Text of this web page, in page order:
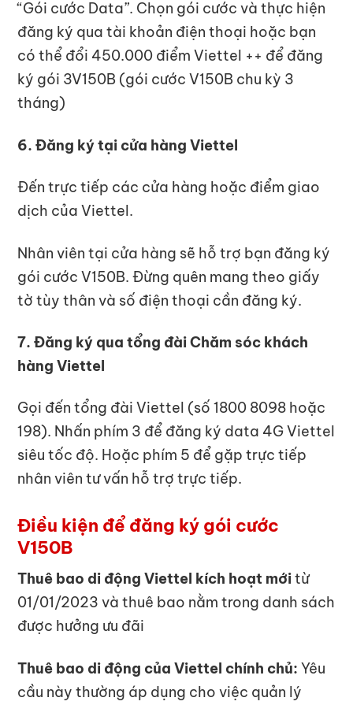
“Gói cước Data”. Chọn gói cước và thực hiện
đăng ký qua tài khoản điện thoại hoặc bạn
có thể đổi 450.000 điểm Viettel ++ để đăng
ký gói 3V150B (gói cước V150B chu kỳ 3
tháng)
6. Đăng ký tại cửa hàng Viettel
Đến trực tiếp các cửa hàng hoặc điểm giao
dịch của Viettel.
Nhân viên tại cửa hàng sẽ hỗ trợ bạn đăng ký
gói cước V150B. Đừng quên mang theo giấy
tờ tùy thân và số điện thoại cần đăng ký.
7. Đăng ký qua tổng đài Chăm sóc khách
hàng Viettel
Gọi đến tổng đài Viettel (số 1800 8098 hoặc
198). Nhấn phím 3 để đăng ký data 4G Viettel
siêu tốc độ. Hoặc phím 5 để gặp trực tiếp
nhân viên tư vấn hỗ trợ trực tiếp.
Điều kiện để đăng ký gói cước
V150B
Thuê bao di động Viettel kích hoạt mớitừ
01/01/2023 và thuê bao nằm trong danh sách
được hưởng ưu đãi
Thuê bao di động của Viettel chính chủ: Yêu
cầu này thường áp dụng cho việc quản lý